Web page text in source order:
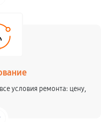
условия ремонта: цену,